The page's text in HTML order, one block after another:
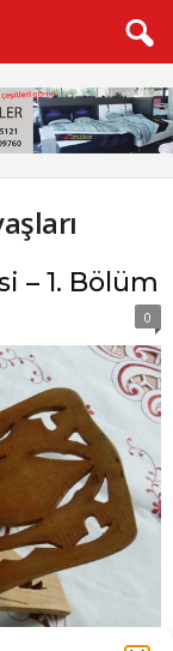
– 1. Bölüm
0